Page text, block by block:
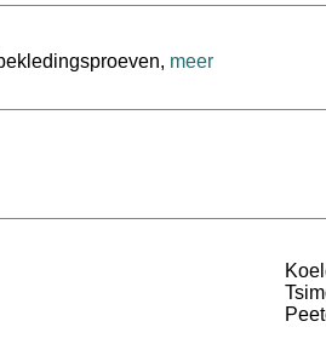
meer